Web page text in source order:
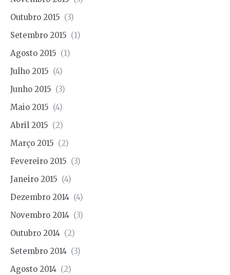
Outubro 2015 (3)
Setembro 2015 (1)
Agosto 2015 (1)
Julho 2015 (4)
Junho 2015 (3)
Maio 2015 (4)
Abril 2015 (2)
Março 2015 (2)
Fevereiro 2015 (3)
Janeiro 2015 (4)
Dezembro 2014 (4)
Novembro 2014 (3)
Outubro 2014 (2)
Setembro 2014 (3)
Agosto 2014 (2)